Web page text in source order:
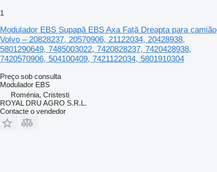
1
Modulador EBS Supapă EBS Axa Față Dreapta para camião
Volvo – 20828237, 20570906, 21122034, 20428938,
5801290649, 7485003022, 7420828237, 7420428938,
7420570906, 504100409, 7421122034, 5801910304
Preço sob consulta
Modulador EBS
Roménia, Cristesti
ROYAL DRU AGRO S.R.L.
Contacte o vendedor